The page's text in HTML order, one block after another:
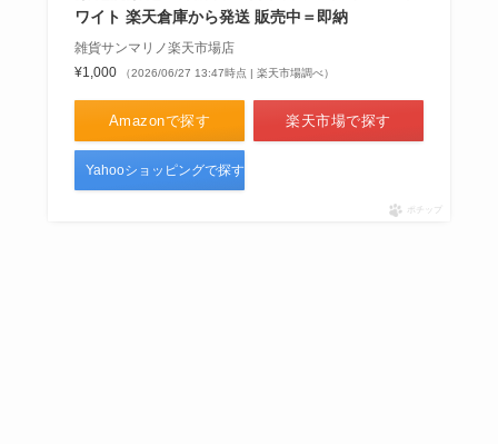
ワイト 楽天倉庫から発送 販売中＝即納
雑貨サンマリノ楽天市場店
¥1,000
（2026/06/27 13:47時点 | 楽天市場調べ）
Amazonで探す 楽天市場で探す
Yahooショッピングで探す
ポチップ